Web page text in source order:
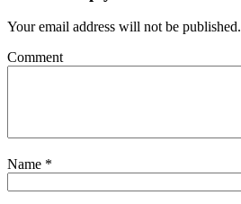
Your email address will not be published.
Comment
Name *